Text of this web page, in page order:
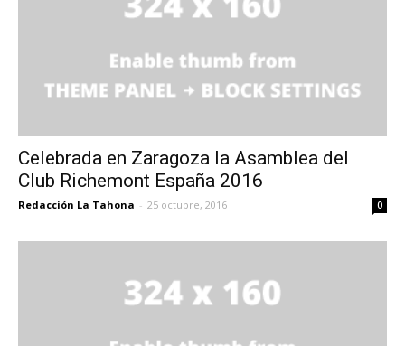
Celebrada en Zaragoza la Asamblea del
Club Richemont España 2016
Redacción La Tahona - 25 octubre, 2016 0